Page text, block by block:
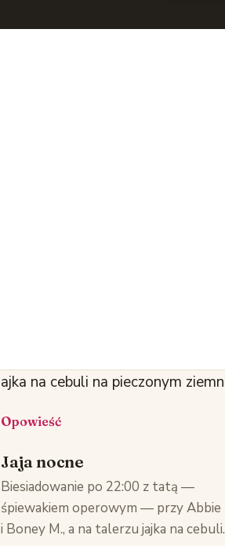
Opowieść
Jaja nocne
Biesiadowanie po 22:00 z tatą —
śpiewakiem operowym — przy Abbie
i Boney M., a na talerzu jajka na cebuli.